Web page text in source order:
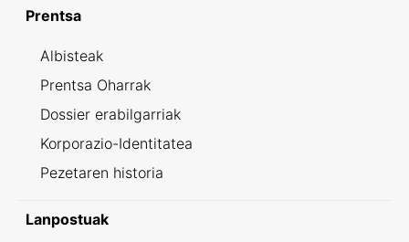
Prentsa
Albisteak
Prentsa Oharrak
Dossier erabilgarriak
Korporazio-Identitatea
Pezetaren historia
Lanpostuak